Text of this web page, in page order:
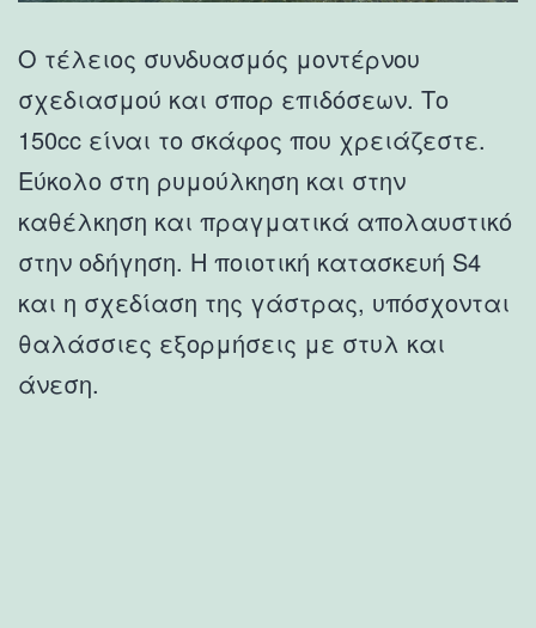
Ο τέλειος συνδυασμός μοντέρνου
σχεδιασμού και σπορ επιδόσεων. Το
150cc είναι το σκάφος που χρειάζεστε.
Εύκολο στη ρυμούλκηση και στην
καθέλκηση και πραγματικά απολαυστικό
στην οδήγηση. Η ποιοτική κατασκευή S4
και η σχεδίαση της γάστρας, υπόσχονται
θαλάσσιες εξορμήσεις με στυλ και
άνεση.